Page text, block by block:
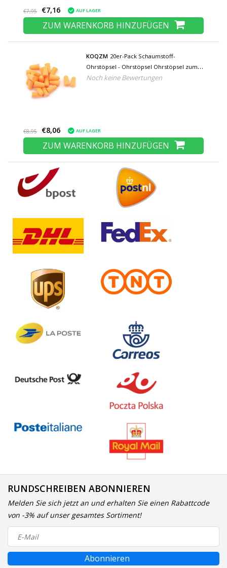
€7,95 €7,16 AUF LAGER
ZUM WARENKORB HINZUFÜGEN
KOQZM 20er-Pack Schaumstoff-
Ohrstöpsel - Ohrstöpsel Ohrstöpsel zum
Schlafen Reisen Schwimmen Schaumstoff
Noch keine Bewertungen
€8,95 €8,06 AUF LAGER
ZUM WARENKORB HINZUFÜGEN
RUNDSCHREIBEN ABONNIEREN
Melden Sie sich jetzt an und erhalten Sie einen Rabattcode
von -3% auf unser gesamtes Sortiment!
Abonnieren